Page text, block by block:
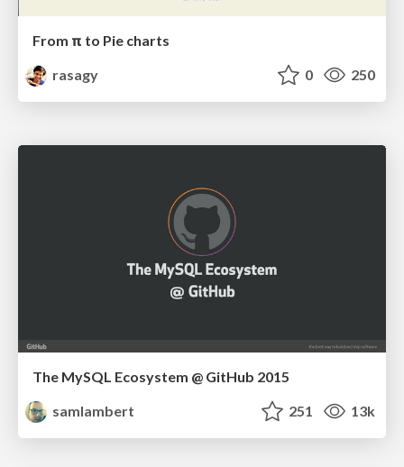
From π to Pie charts
rasagy
0 250
The MySQL Ecosystem @ GitHub 2015
samlambert
251 13k